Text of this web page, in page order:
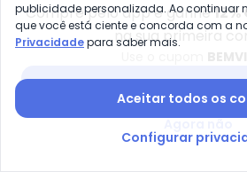
Colcci -
COLCCI
R$ 314,10 R$ 349,00
ou R$ 31,41semjuros
R$
ou
Compre pelo app e ganhe
na sua primeira
publicidade personalizada. Ao continuar
que você está ciente e concorda com a
Privacidadepara saber mais.
Aceitar todos os
Configurar